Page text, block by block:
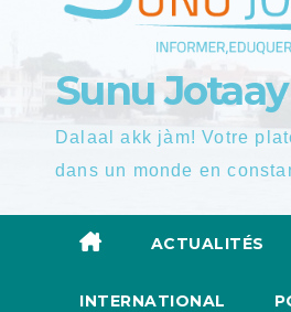
Sunu Jotaay
Dalaal akk jàm! Votre
dans un monde en
ACTUALITÉS
INTERNATIONAL